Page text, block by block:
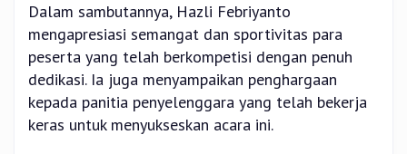
Dalam sambutannya, Hazli Febriyanto
mengapresiasi semangat dan sportivitas para
peserta yang telah berkompetisi dengan penuh
dedikasi. Ia juga menyampaikan penghargaan
kepada panitia penyelenggara yang telah bekerja
keras untuk menyukseskan acara ini.